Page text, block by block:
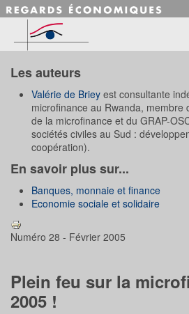
Accéder au contenu principal
Les auteurs
Valérie de Briey est consultante
microfinance au Rwanda, membre
de la microfinance et du GRAP-
sociétés civiles au Sud :
coopération).
En savoir plus sur...
Banques, monnaie et finance
Economie sociale et solidaire
Numéro 28 - Février 2005
Plein feu sur la
2005 !